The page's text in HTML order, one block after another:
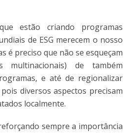
estão criando programas
de ESG merecem o nosso
é preciso que não se esqueçam
de também
e até de regionalizar
diversos aspectos precisam
localmente.
sempre a importância